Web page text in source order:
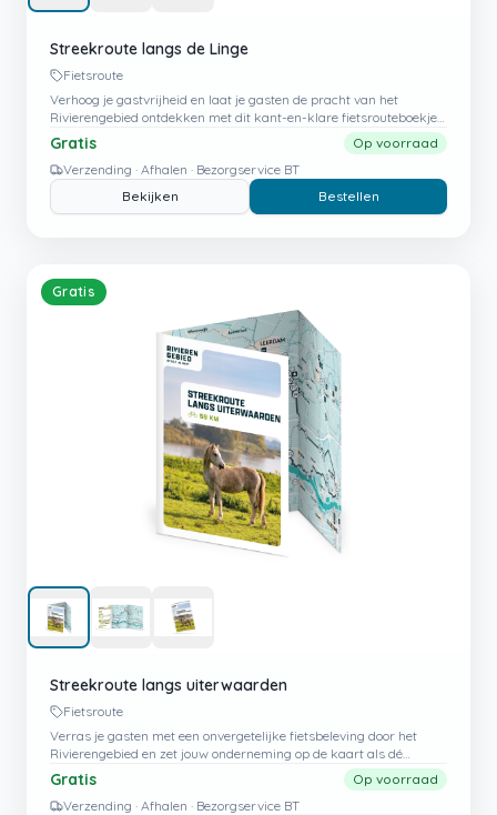
Streekroute langs de Linge
Fietsroute
Verhoog je gastvrijheid en laat je gasten de pracht van het
Rivierengebied ontdekken met dit kant-en-klare fietsrouteboekje
langs de Linge.
Gratis
Op voorraad
Verzending · Afhalen · Bezorgservice BT
Bekijken
Bestellen
Gratis
Streekroute langs uiterwaarden
Fietsroute
Verras je gasten met een onvergetelijke fietsbeleving door het
Rivierengebied en zet jouw onderneming op de kaart als dé
startplek voor avontuur.
Gratis
Op voorraad
Verzending · Afhalen · Bezorgservice BT